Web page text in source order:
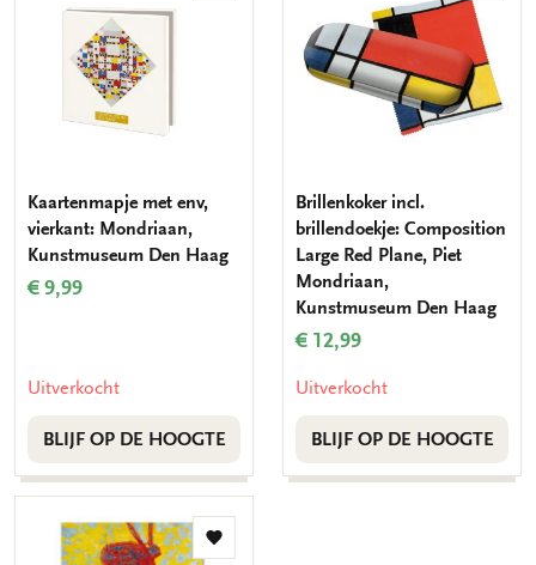
Kaartenmapje met env,
vierkant: Mondriaan,
Kunstmuseum Den Haag
€ 9,99
Uitverkocht
BLIJF OP DE HOOGTE
Brillenkoker incl.
brillendoekje: Composition
Large Red Plane, Piet
Mondriaan,
Kunstmuseum Den Haag
€ 12,99
Uitverkocht
BLIJF OP DE HOOGTE
Toevoegen